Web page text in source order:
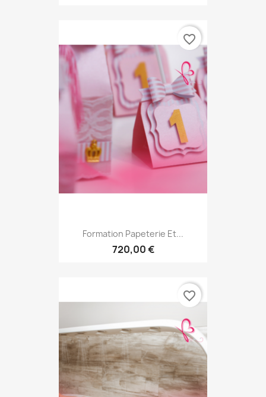
Formation Papeterie Et...
720,00 €
favorite_border
favorite_border